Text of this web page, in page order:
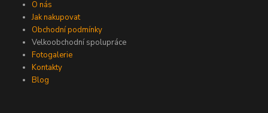
O nás
Jak nakupovat
Obchodní podmínky
Velkoobchodní spolupráce
Fotogalerie
Kontakty
Blog